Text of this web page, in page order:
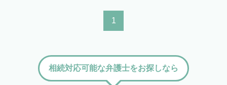
1
相続対応可能な弁護士をお探しなら